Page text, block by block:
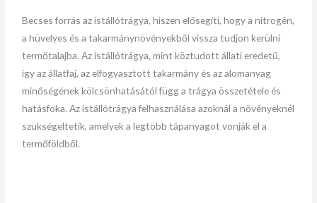
Becses forrás az istállótrágya, hiszen elősegíti, hogy a nitrogén,
a hüvelyes és a takarmánynövényekből vissza tudjon kerülni
termőtalajba. Az istállótrágya, mint köztudott állati eredetű,
így az állatfaj, az elfogyasztott takarmány és az alomanyag
minőségének kölcsönhatásától függ a trágya összetétele és
hatásfoka. Az istállótrágya felhasználása azoknál a növényeknél
szükségeltetik, amelyek a legtöbb tápanyagot vonják el a
termőföldből.